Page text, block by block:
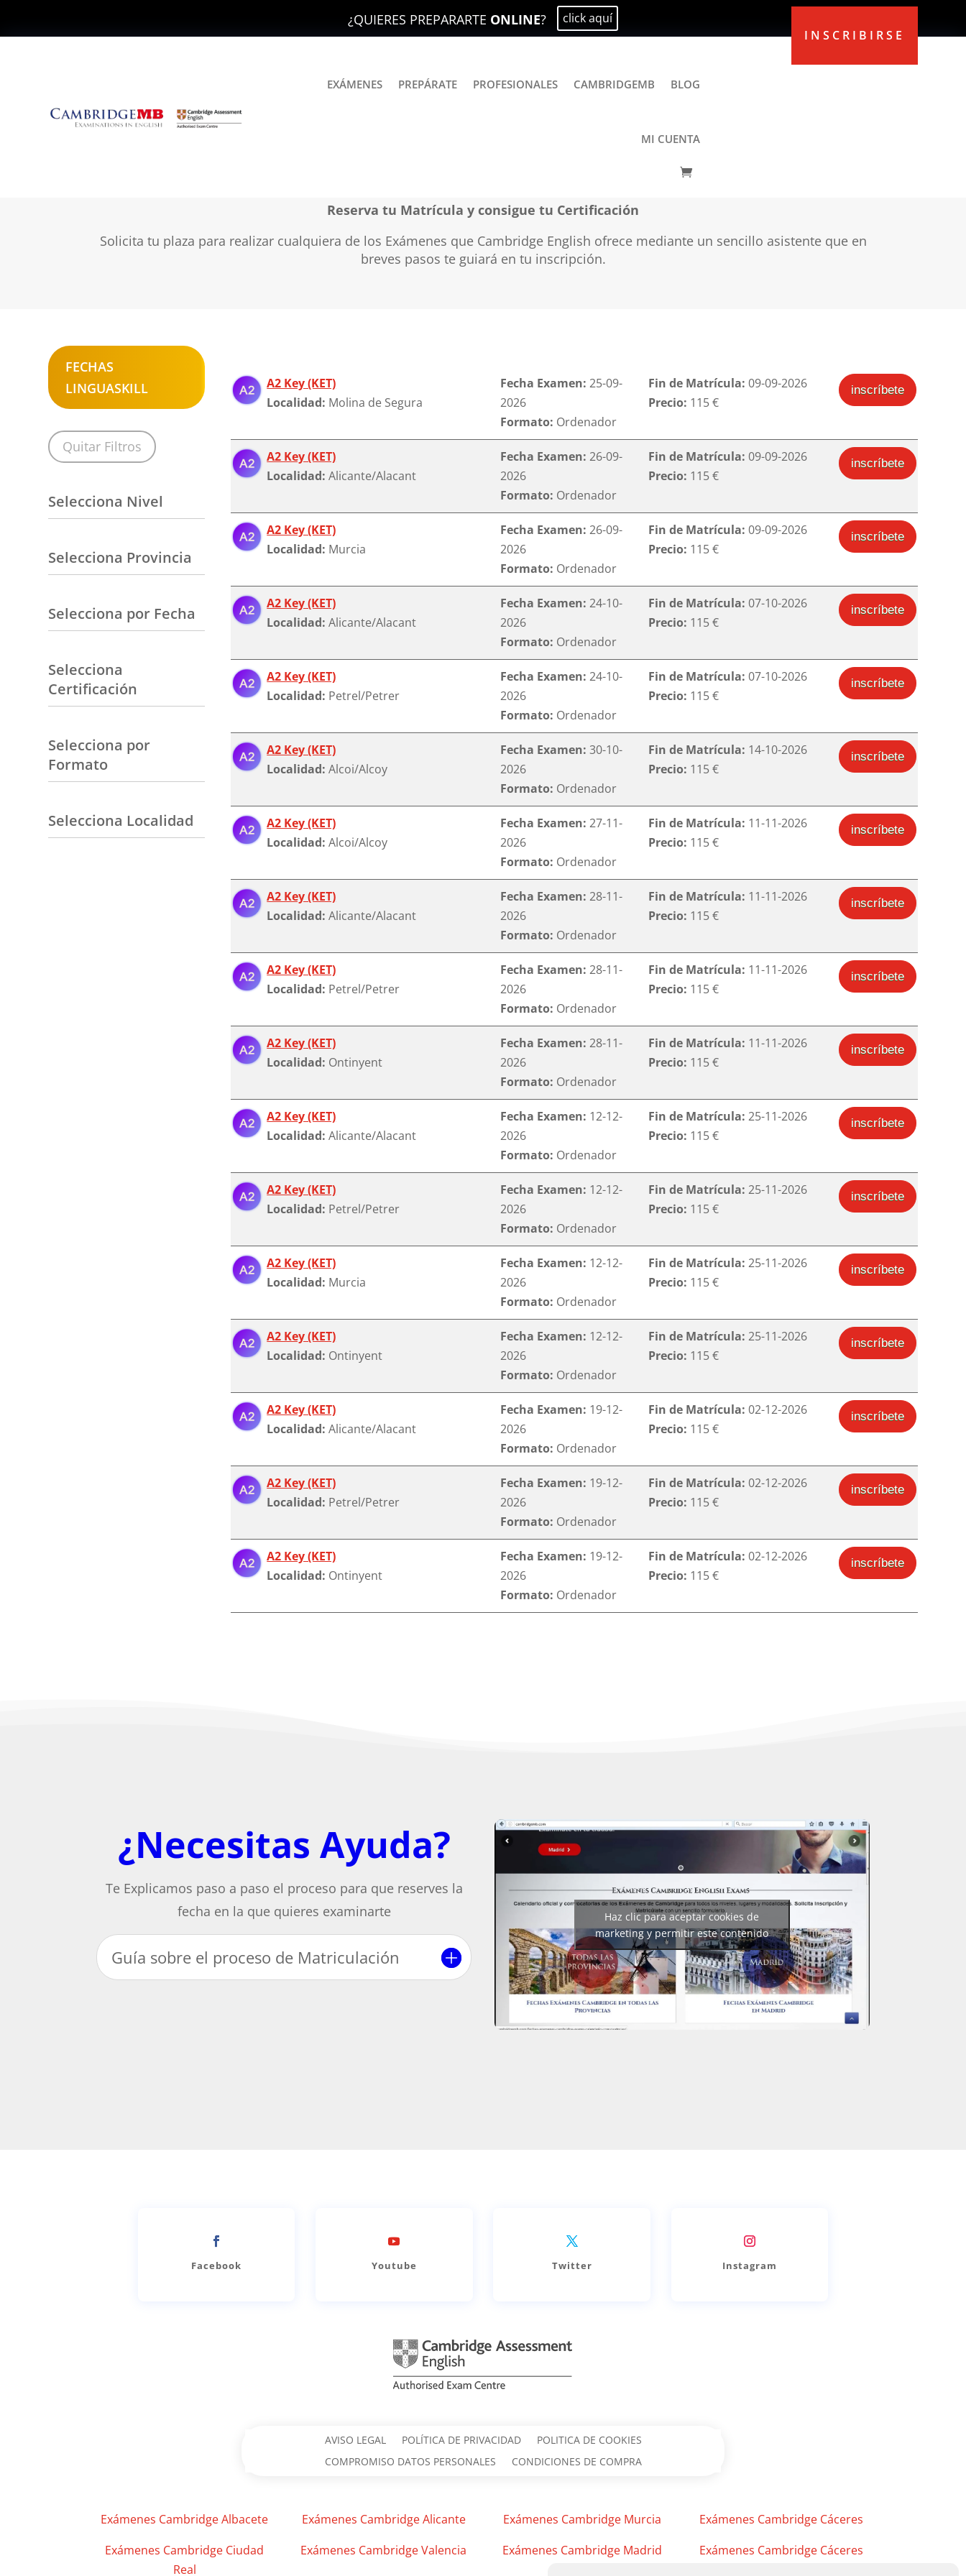
¿QUIERES PREPARARTE ONLINE? click aquí
EXÁMENES PREPÁRATE PROFESIONALES CAMBRIDGEMB BLOG
MI CUENTA
INSCRIBIRSE
Fechas de exámenes Cambridge Exams
Reserva tu Matrícula y consigue tu Certificación
Solicita tu plaza para realizar cualquiera de los Exámenes que Cambridge English ofrece mediante un sencillo asistente que en
breves pasos te guiará en tu inscripción.
FECHAS
LINGUASKILL
Quitar Filtros
Selecciona Nivel
Selecciona Provincia
Selecciona por Fecha
Selecciona
Certificación
Selecciona por
Formato
Selecciona Localidad
A2 Key (KET)
Localidad: Molina de Segura
Fecha Examen:25-09-
2026
Formato: Ordenador
Fin de Matrícula: 09-09-2026
Precio: 115 €
inscríbete
A2 Key (KET)
Localidad: Alicante/Alacant
Fecha Examen:26-09-
2026
Formato: Ordenador
Fin de Matrícula: 09-09-2026
Precio: 115 €
inscríbete
A2 Key (KET)
Localidad: Murcia
Fecha Examen:26-09-
2026
Formato: Ordenador
Fin de Matrícula: 09-09-2026
Precio: 115 €
inscríbete
A2 Key (KET)
Localidad: Alicante/Alacant
Fecha Examen:24-10-
2026
Formato: Ordenador
Fin de Matrícula: 07-10-2026
Precio: 115 €
inscríbete
A2 Key (KET)
Localidad: Petrel/Petrer
Fecha Examen:24-10-
2026
Formato: Ordenador
Fin de Matrícula: 07-10-2026
Precio: 115 €
inscríbete
A2 Key (KET)
Localidad: Alcoi/Alcoy
Fecha Examen:30-10-
2026
Formato: Ordenador
Fin de Matrícula: 14-10-2026
Precio: 115 €
inscríbete
A2 Key (KET)
Localidad: Alcoi/Alcoy
Fecha Examen:27-11-
2026
Formato: Ordenador
Fin de Matrícula: 11-11-2026
Precio: 115 €
inscríbete
A2 Key (KET)
Localidad: Alicante/Alacant
Fecha Examen:28-11-
2026
Formato: Ordenador
Fin de Matrícula: 11-11-2026
Precio: 115 €
inscríbete
A2 Key (KET)
Localidad: Petrel/Petrer
Fecha Examen:28-11-
2026
Formato: Ordenador
Fin de Matrícula: 11-11-2026
Precio: 115 €
inscríbete
A2 Key (KET)
Localidad: Ontinyent
Fecha Examen:28-11-
2026
Formato: Ordenador
Fin de Matrícula: 11-11-2026
Precio: 115 €
inscríbete
A2 Key (KET)
Localidad: Alicante/Alacant
Fecha Examen: 12-12-
2026
Formato: Ordenador
Fin de Matrícula: 25-11-2026
Precio: 115 €
inscríbete
A2 Key (KET)
Localidad: Petrel/Petrer
Fecha Examen: 12-12-
2026
Formato: Ordenador
Fin de Matrícula: 25-11-2026
Precio: 115 €
inscríbete
A2 Key (KET)
Localidad: Murcia
Fecha Examen: 12-12-
2026
Formato: Ordenador
Fin de Matrícula: 25-11-2026
Precio: 115 €
inscríbete
A2 Key (KET)
Localidad: Ontinyent
Fecha Examen: 12-12-
2026
Formato: Ordenador
Fin de Matrícula: 25-11-2026
Precio: 115 €
inscríbete
A2 Key (KET)
Localidad: Alicante/Alacant
Fecha Examen: 19-12-
2026
Formato: Ordenador
Fin de Matrícula: 02-12-2026
Precio: 115 €
inscríbete
A2 Key (KET)
Localidad: Petrel/Petrer
Fecha Examen: 19-12-
2026
Formato: Ordenador
Fin de Matrícula: 02-12-2026
Precio: 115 €
inscríbete
A2 Key (KET)
Localidad: Ontinyent
Fecha Examen: 19-12-
2026
Formato: Ordenador
Fin de Matrícula: 02-12-2026
Precio: 115 €
inscríbete
¿Necesitas Ayuda?
Te Explicamos paso a paso el proceso para que reserves la
fecha en la que quieres examinarte
Guía sobre el proceso de Matriculación
Haz clic para aceptar cookies de
marketing y permitir este contenido
Facebook Youtube Twitter Instagram
AVISO LEGAL POLÍTICA DE PRIVACIDAD
POLITICA DE COOKIES
COMPROMISO DATOS PERSONALES
CONDICIONES DE COMPRA
Exámenes Cambridge Albacete
Exámenes Cambridge Ciudad
Real
Exámenes Cambridge Alicante
Exámenes Cambridge Valencia
Exámenes Cambridge Murcia
Exámenes Cambridge Madrid
Exámenes Cambridge Cáceres
Exámenes Cambridge Cáceres